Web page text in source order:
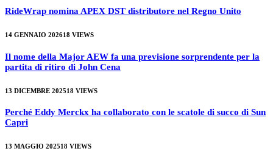
RideWrap nomina APEX DST distributore nel Regno Unito
14 GENNAIO 202618 VIEWS
Il nome della Major AEW fa una previsione sorprendente per la
partita di ritiro di John Cena
13 DICEMBRE 202518 VIEWS
Perché Eddy Merckx ha collaborato con le scatole di succo di Sun
Capri
13 MAGGIO 202518 VIEWS